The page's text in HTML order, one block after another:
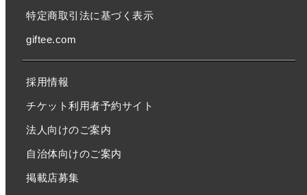
特定商取引法に基づく表示
giftee.com
採用情報
チケット利用者予約サイト
法人向けのご案内
自治体向けのご案内
掲載店募集